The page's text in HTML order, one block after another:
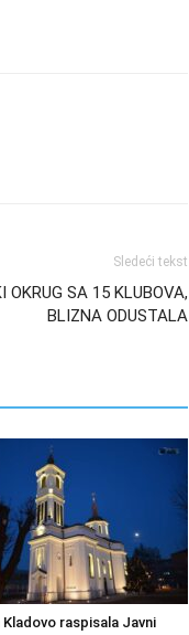
Sledeći tekst
OKRUG SA 15 KLUBOVA,
BLIZNA ODUSTALA
raspisala Javni